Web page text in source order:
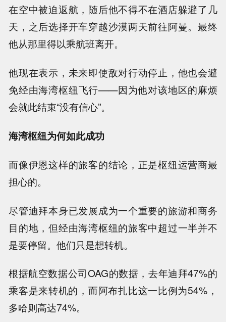
在空中被迫返航，随后他不得不在酒店躲避了几
天，之后选择开车穿越沙漠两天前往阿曼。最终
他从那里得以乘航班离开。
他现在表示，未来即使敌对行动停止，他也会避
免经由海湾枢纽飞行——因为他对该地区的麻烦
会就此结束“没有信心”。
海湾枢纽为何如此成功
而像伊恩这样的旅客的结论，正是枢纽运营商最
担心的。
尽管迪拜本身已发展成为一个重要的旅游和商务
目的地，但经由海湾枢纽的旅客中超过一半并不
是要停留。他们只是想转机。
根据航空数据公司OAG的数据，去年迪拜47%的
乘客是来转机的，而阿布扎比这一比例为54%，
多哈则高达74%。